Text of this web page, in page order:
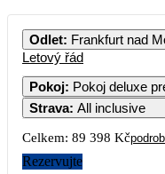
Odlet: Frankfurt nad
Letový řád
Pokoj: Pokoj deluxe
Strava: All inclusive
Celkem: 89 398 Kč
Rezervujte